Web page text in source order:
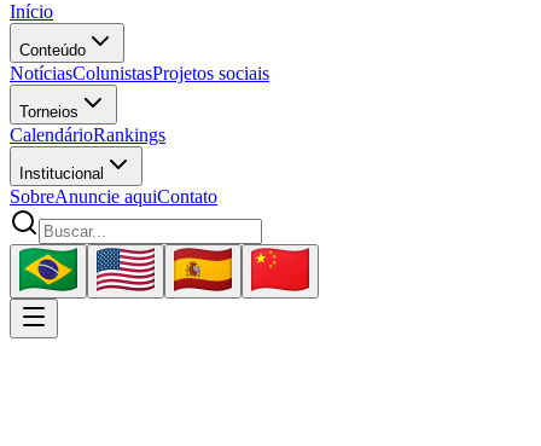
Início
Conteúdo
NotíciasColunistasProjetos sociais
Torneios
CalendárioRankings
Institucional
SobreAnuncie aquiContato